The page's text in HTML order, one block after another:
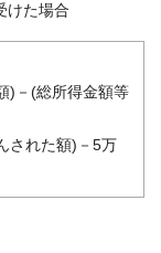
けた場合
)－(総所得金額等
された額)－5万